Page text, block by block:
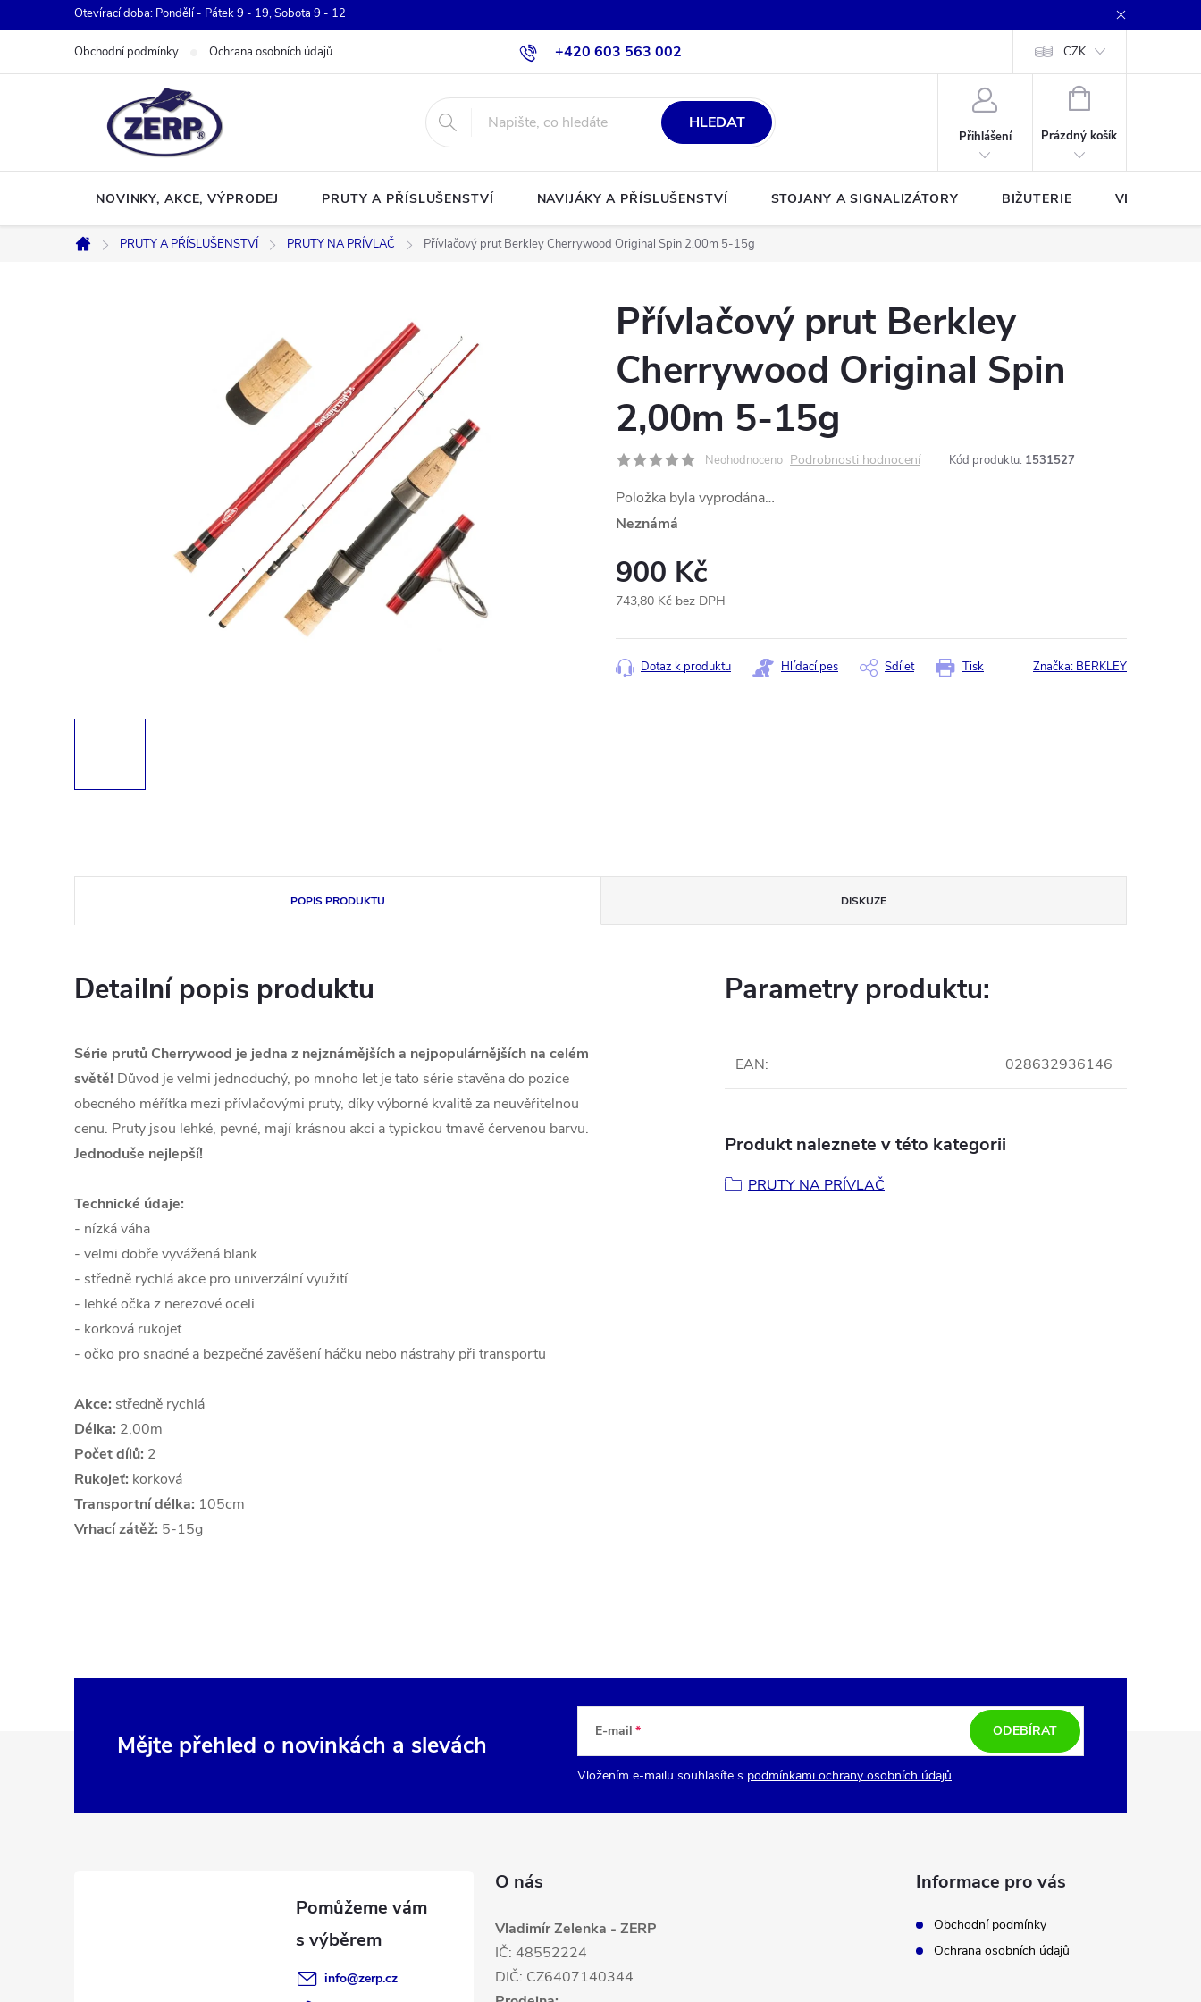
na
Otevírací doba: Pondělí - Pátek 9 - 19, Sobota 9 - 12
+420 603 563 002
Obchodní podmínky Ochrana osobních údajů CZK
HLEDAT
Přihlášení
NÁKUPNÍ
Prázdný košík
NOVINKY, AKCE, VÝPRODEJ PRUTY A PŘÍSLUŠENSTVÍ NAVIJÁKY A PŘÍSLUŠENSTVÍ STOJANY A SIGNALIZÁTORY BIŽUTERIE VLASCE A
Domů
PRUTY A PŘÍSLUŠENSTVÍ PRUTY NA PRÍVLAČ Přívlačový prut Berkley Cherrywood Original Spin 2,00m 5-15g
Přívlačový prut Berkley
Cherrywood Original Spin
2,00m 5-15g
Neohodnoceno Podrobnosti hodnocení Kód produktu: 1531527
Položka byla vyprodána…
Neznámá
900 Kč
743,80 Kč bez DPH
cena:
Tisk
Dotaz k produktu Hlídací pes Sdílet Značka: BERKLEY
POPIS PRODUKTU DISKUZE
Detailní popis produktu
Série prutů Cherrywood je jedna z nejznámějších a nejpopulárnějších na celém
světě! Důvod je velmi jednoduchý, po mnoho let je tato série stavěna do pozice
obecného měřítka mezi přívlačovými pruty, díky výborné kvalitě za neuvěřitelnou
cenu. Pruty jsou lehké, pevné, mají krásnou akci a typickou tmavě červenou barvu.
Jednoduše nejlepší!
Technické údaje:
- nízká váha
- velmi dobře vyvážená blank
- středně rychlá akce pro univerzální využití
- lehké očka z nerezové oceli
- korková rukojeť
- očko pro snadné a bezpečné zavěšení háčku nebo nástrahy při transportu
Akce: středně rychlá
Délka: 2,00m
Počet dílů: 2
Rukojeť: korková
Transportní délka: 105cm
Vrhací zátěž: 5-15g
Parametry produktu:
EAN: 028632936146
Produkt naleznete v této kategorii
PRUTY NA PRÍVLAČ
Mějte přehled o novinkách a slevách E-mail
Vložením e-mailu souhlasíte s podmínkami ochrany osobních údajů
ODEBÍRAT
info@zerp.cz
O nás
Vladimír Zelenka - ZERP
IČ: 48552224
DIČ: CZ6407140344
Informace pro vás
Obchodní podmínky
Ochrana osobních údajů